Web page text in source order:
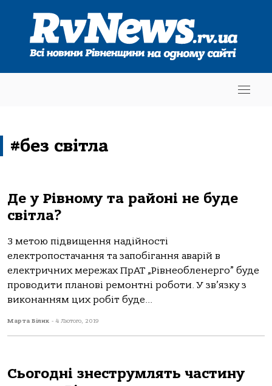
#без світла
Де у Рівному та районі не буде
світла?
З метою підвищення надійності
електропостачання та запобігання аварій в
електричних мережах ПрАТ „Рівнеобленерго” буде
проводити планові ремонтні роботи. У зв’язку з
виконанням цих робіт буде...
Марта Білик - 4 Лютого, 2019
Сьогодні знеструмлять частину